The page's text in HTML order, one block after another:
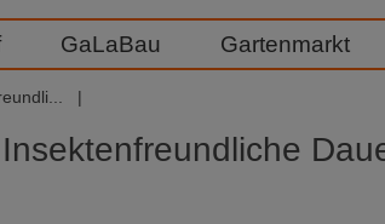
GaLaBau Gartenmarkt